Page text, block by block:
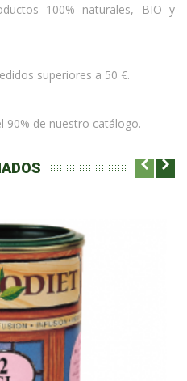
100% naturales, BIO y
superiores a 50 €.
90% de nuestro catálogo.